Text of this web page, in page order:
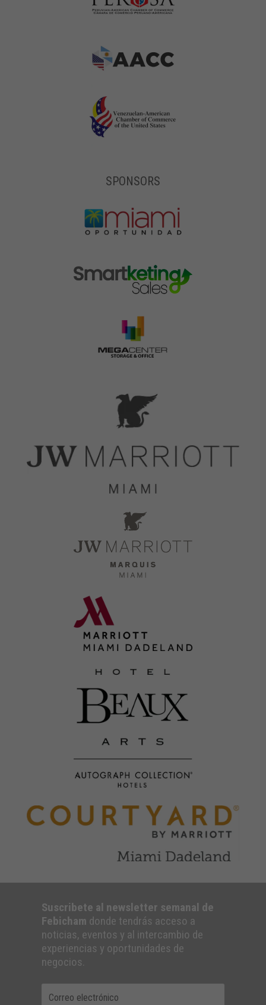
SPONSORS
Suscribete al newsletter semanal de
Febicham donde tendrás acceso a
noticias, eventos y al intercambio de
experiencias y oportunidades de
negocios.